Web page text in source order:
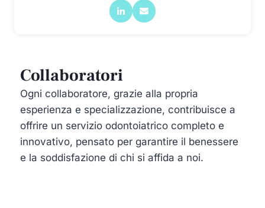
Collaboratori
Ogni collaboratore, grazie alla propria
esperienza e specializzazione, contribuisce a
offrire un servizio odontoiatrico completo e
innovativo, pensato per garantire il benessere
e la soddisfazione di chi si affida a noi.